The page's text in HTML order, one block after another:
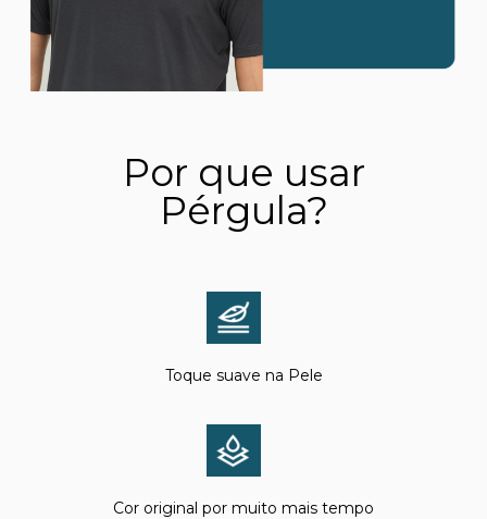
Por que usar
Pérgula?
Toque suave na Pele
Cor original por muito mais tempo